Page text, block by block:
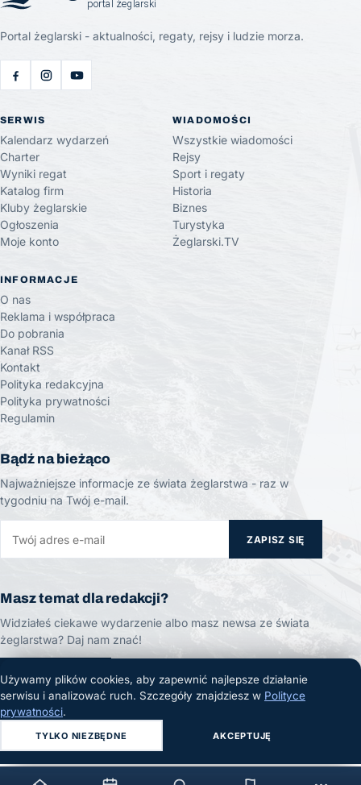
Portal żeglarski - aktualności, regaty, rejsy i ludzie morza.
SERWIS
Kalendarz wydarzeń
Charter
Wyniki regat
Katalog firm
Kluby żeglarskie
Ogłoszenia
Moje konto
WIADOMOŚCI
Wszystkie wiadomości
Rejsy
Sport i regaty
Historia
Biznes
Turystyka
Żeglarski.TV
INFORMACJE
O nas
Reklama i współpraca
Do pobrania
Kanał RSS
Kontakt
Polityka redakcyjna
Polityka prywatności
Regulamin
Bądź na bieżąco
Najważniejsze informacje ze świata żeglarstwa - raz w
tygodniu na Twój e-mail.
ZAPISZ SIĘ
Masz temat dla redakcji?
Widziałeś ciekawe wydarzenie albo masz newsa ze świata
żeglarstwa? Daj nam znać!
ZGŁOŚ TEMAT
© 2026 Żeglarski.info. Wszelkie prawa zastrzeżone.
Używamy plików cookies, aby zapewnić najlepsze działanie
serwisu i analizować ruch. Szczegóły znajdziesz w Polityce
prywatności.
TYLKO NIEZBĘDNE AKCEPTUJĘ